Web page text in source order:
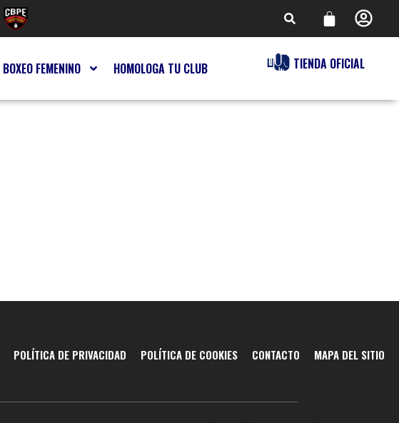
BOXEO FEMENINO HOMOLOGA TU CLUB TIENDA OFICIAL
POLÍTICA DE PRIVACIDAD POLÍTICA DE COOKIES CONTACTO MAPA DEL SITIO